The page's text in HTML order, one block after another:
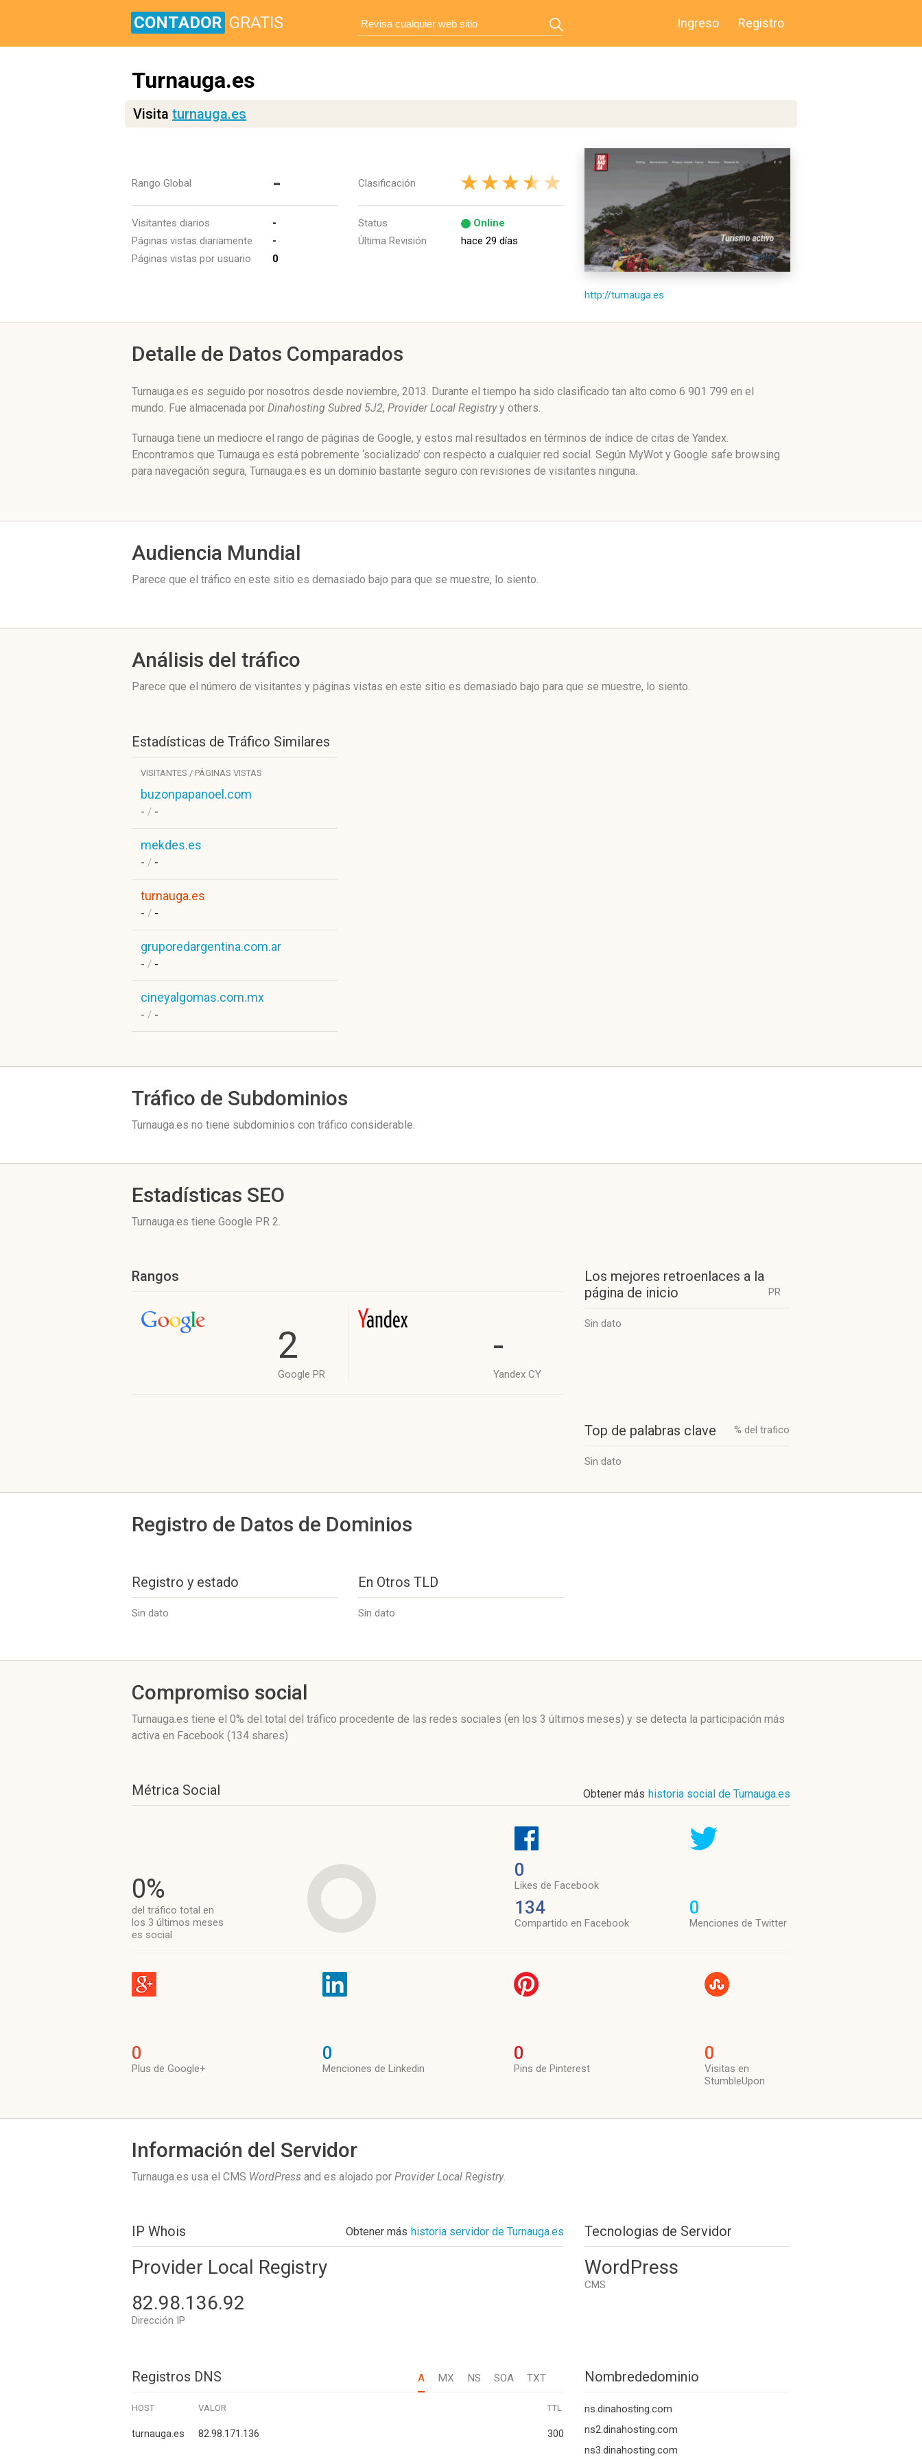
CONTADOR GRATIS Ingreso Registro
Turnauga.es
Visita turnauga.es
Rango Global -
Visitantes diarios
-
Páginas vistas diariamente
-
Páginas vistas por usuario
0
Clasificación
Status
Online
Última Revisión
hace 29 días
http://turnauga.es
Detalle de Datos Comparados
Turnauga.es es seguido por nosotros desde noviembre, 2013. Durante el tiempo ha sido clasificado tan alto como 6 901 799 en el
mundo. Fue almacenada por Dinahosting Subred 5J2, Provider Local Registryy others.
Turnauga tiene un mediocre el rango de páginas de Google, y estos mal resultados en términos de índice de citas de Yandex.
Encontramos que Turnauga.es está pobremente ‘socializado’ con respecto a cualquier red social. Según MyWot y Google safe browsing
para navegación segura, Turnauga.es es un dominio bastante seguro con revisiones de visitantes ninguna.
Audiencia Mundial
Parece que el tráfico en este sitio es demasiado bajo para que se muestre, lo siento.
Análisis del tráfico
Parece que el número de visitantes y páginas vistas en este sitio es demasiado bajo para que se muestre, lo siento.
Estadísticas de Tráfico Similares
VISITANTES / PÁGINAS VISTAS
buzonpapanoel.com
- / -
mekdes.es
- / -
turnauga.es
- / -
gruporedargentina.com.ar
- / -
cineyalgomas.com.mx
- / -
Tráfico de Subdominios
Turnauga.es no tiene subdominios con tráfico considerable.
Estadísticas SEO
Turnauga.es tiene Google PR 2.
Rangos
2
Google PR
-
Yandex CY
Los mejores retroenlaces a la
página de inicio
PR
Sin dato
Top de palabras clave % del trafico
Sin dato
Registro de Datos de Dominios
Registro y estado
Sin dato
En Otros TLD
Sin dato
Compromiso social
Turnauga.es tiene el 0% del total del tráfico procedente de las redes sociales (en los 3 últimos meses) y se detecta la participación más
activa en Facebook (134 shares)
Métrica Social Obtener más historia social de Turnauga.es
0%
del tráfico total en
los 3 últimos meses
es social
0
Likes de Facebook
134
Compartido en Facebook
0
Menciones de Twitter
0
Plus de Google+
0
Menciones de Linkedin
0
Pins de Pinterest
0
Visitas en
StumbleUpon
Información del Servidor
Turnauga.es usa el CMS WordPress and es alojado por Provider Local Registry.
IP Whois Obtener más historia servidor de Turnauga.es
Provider Local Registry
82.98.136.92
Dirección IP
Tecnologias de Servidor
WordPress
CMS
Registros DNS A MX NS SOA TXT Nombrededominio
ns.dinahosting.com
ns2.dinahosting.com
ns3.dinahosting.com
HOST VALOR TTL
turnauga.es 82.98.171.136 300